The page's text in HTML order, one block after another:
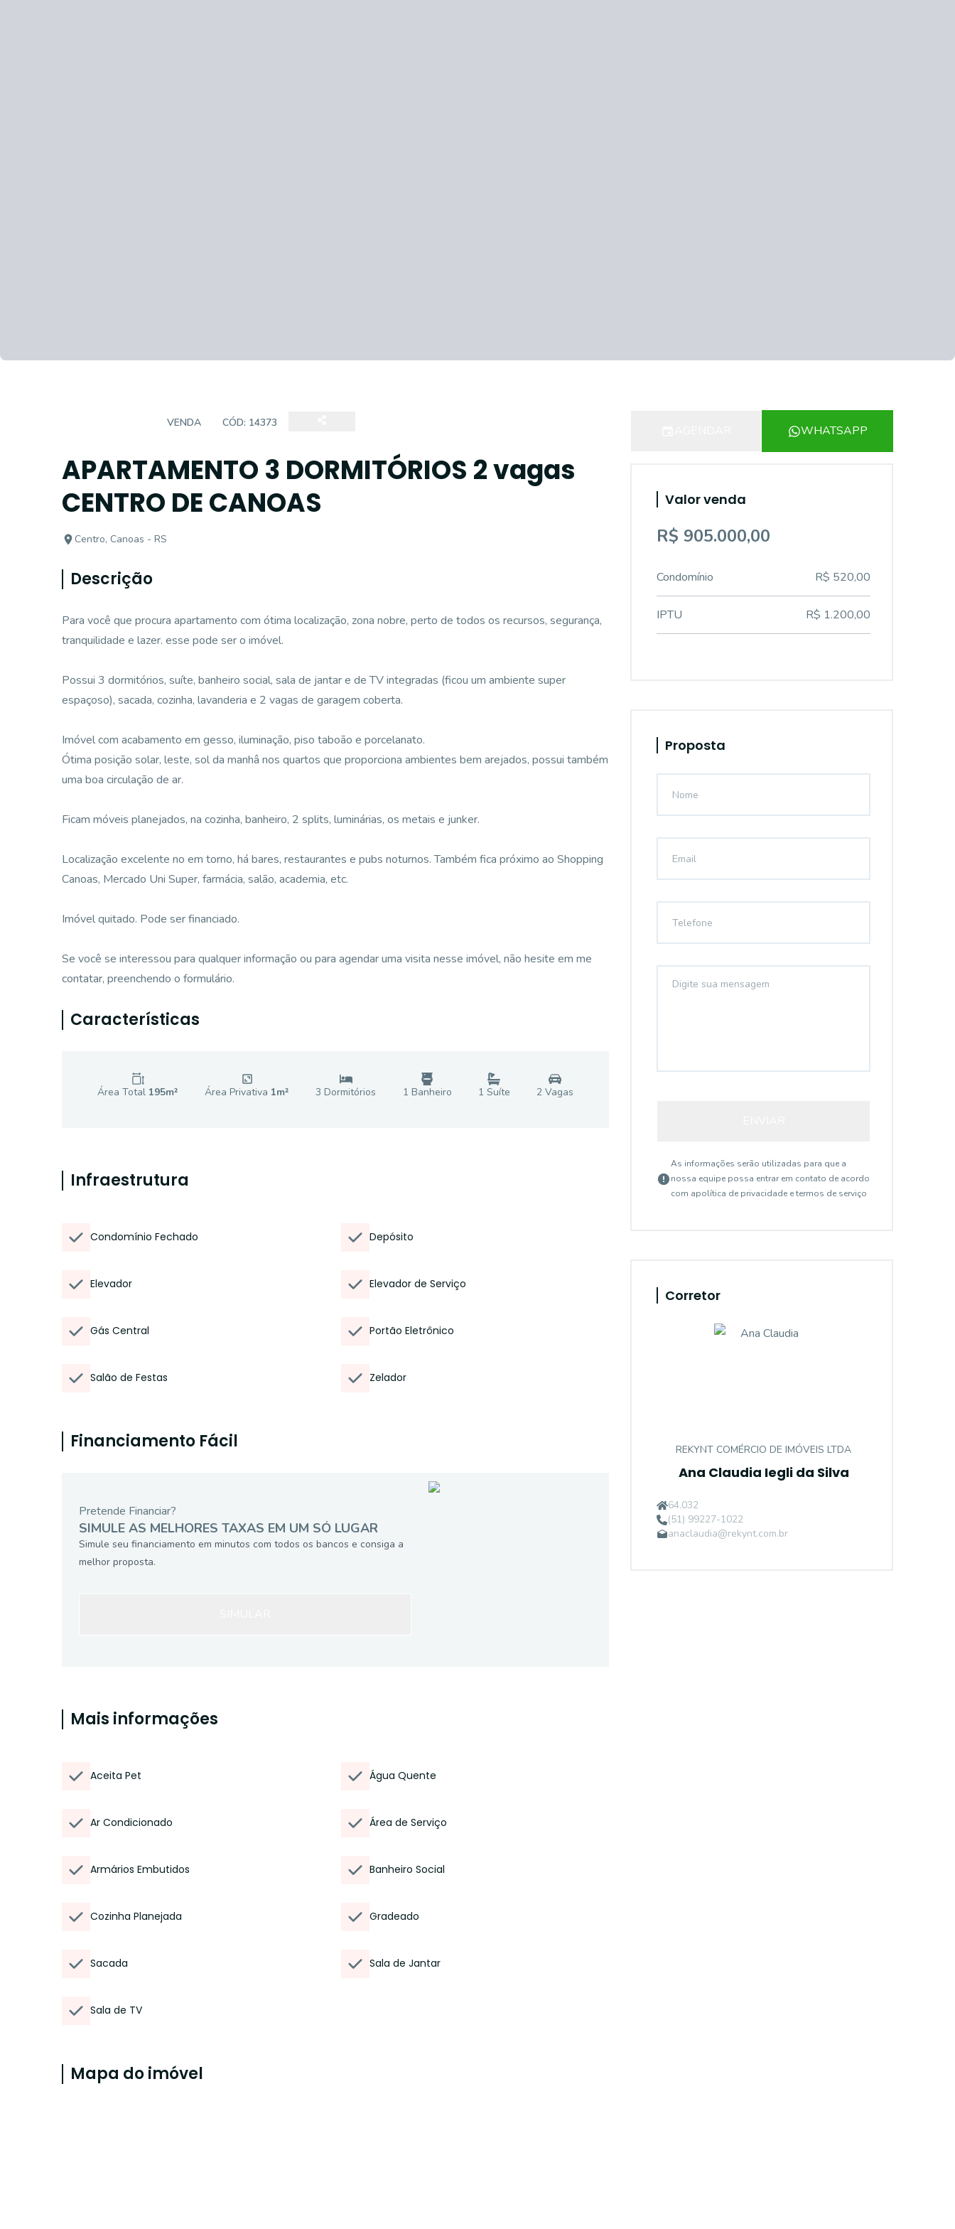
VENDA CÓD: 14373
APARTAMENTO 3 DORMITÓRIOS 2 vagas
CENTRO DE CANOAS
Centro, Canoas - RS
Descrição
Para você que procura apartamento com ótima localização, zona nobre, perto de todos os recursos, segurança,
tranquilidade e lazer. esse pode ser o imóvel.
Possui 3 dormitórios, suíte, banheiro social, sala de jantar e de TV integradas (ficou um ambiente super
espaçoso), sacada, cozinha, lavanderia e 2 vagas de garagem coberta.
Imóvel com acabamento em gesso, iluminação, piso taboão e porcelanato.
Ótima posição solar, leste, sol da manhâ nos quartos que proporciona ambientes bem arejados, possui também
uma boa circulação de ar.
Ficam móveis planejados, na cozinha, banheiro, 2 splits, luminárias, os metais e junker.
Localização excelente no em torno, há bares, restaurantes e pubs noturnos. Também fica próximo ao Shopping
Canoas, Mercado Uni Super, farmácia, salão, academia, etc.
Imóvel quitado. Pode ser financiado.
Se você se interessou para qualquer informação ou para agendar uma visita nesse imóvel, não hesite em me
contatar, preenchendo o formulário.
Características
Área Total 195m² Área Privativa 1m² 3 Dormitórios 1 Banheiro 1 Suíte 2Vagas
Infraestrutura
Condomínio Fechado Depósito
Elevador Elevador de Serviço
Gás Central Portão Eletrônico
Salão de Festas Zelador
Financiamento Fácil
Pretende Financiar?
SIMULE AS MELHORES TAXAS EM UM SÓ LUGAR
Simule seu financiamento em minutos com todos os bancos e consiga a
melhor proposta.
Mais informações
Aceita Pet Água Quente
Ar Condicionado Área de Serviço
Armários Embutidos Banheiro Social
Cozinha Planejada Gradeado
Sacada Sala de Jantar
Sala de TV
Mapa do imóvel
WHATSAPP
Valor venda
R$ 905.000,00
Condomínio R$ 520,00
IPTU R$ 1.200,00
Proposta
As informações serão utilizadas para que a
nossa equipe possa entrar em contato de acordo
com apolítica de privacidade e termos de serviço
Corretor
REKYNT COMÉRCIO DE IMÓVEIS LTDA
Ana Claudia Iegli da Silva
64.032
(51) 99227-1022
anaclaudia@rekynt.com.br